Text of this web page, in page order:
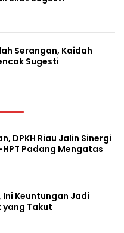
Serangan, Kaidah
Sugesti
DPKH Riau Jalin Sinergi
Padang Mengatas
Ini Keuntungan Jadi
yang Takut